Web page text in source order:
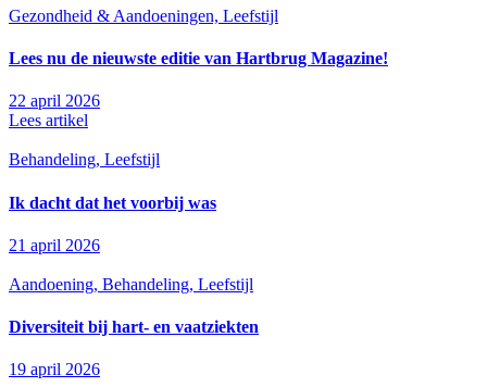
Gezondheid & Aandoeningen, Leefstijl
Lees nu de nieuwste editie van Hartbrug Magazine!
22 april 2026
Lees artikel
Behandeling, Leefstijl
Ik dacht dat het voorbij was
21 april 2026
Aandoening, Behandeling, Leefstijl
Diversiteit bij hart- en vaatziekten
19 april 2026